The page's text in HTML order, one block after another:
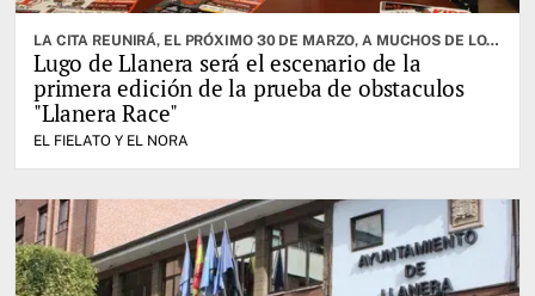
LA CITA REUNIRÁ, EL PRÓXIMO 30 DE MARZO, A MUCHOS DE LOS MEJORES ATLETAS DE LA ESPECIALIDAD
Lugo de Llanera será el escenario de la
primera edición de la prueba de obstaculos
"Llanera Race"
EL FIELATO Y EL NORA